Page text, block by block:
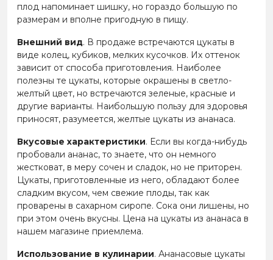
плод напоминает шишку, но гораздо большую по
размерам и вполне пригодную в пищу.
Внешний вид. В продаже встречаются цукаты в
виде колец, кубиков, мелких кусочков. Их оттенок
зависит от способа приготовления. Наиболее
полезны те цукаты, которые окрашены в светло-
желтый цвет, но встречаются зеленые, красные и
другие варианты. Наибольшую пользу для здоровья
приносят, разумеется, желтые цукаты из ананаса.
Вкусовые характеристики. Если вы когда-нибудь
пробовали ананас, то знаете, что он немного
жестковат, в меру сочен и сладок, но не приторен.
Цукаты, приготовленные из него, обладают более
сладким вкусом, чем свежие плоды, так как
проварены в сахарном сиропе. Сока они лишены, но
при этом очень вкусны. Цена на цукаты из ананаса в
нашем магазине приемлема.
Использование в кулинарии. Ананасовые цукаты